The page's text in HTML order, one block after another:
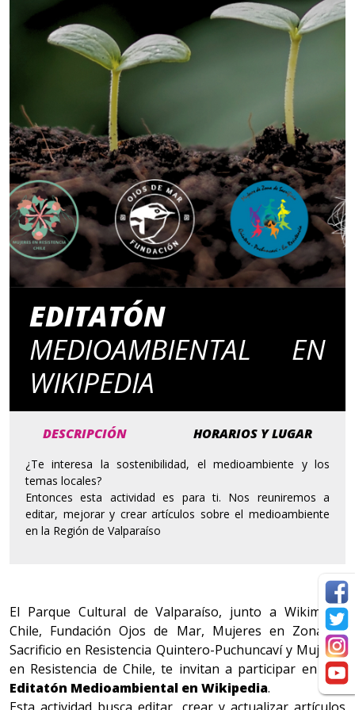
EDITATÓN
MEDIOAMBIENTAL EN
WIKIPEDIA
DESCRIPCIÓN HORARIOS Y LUGAR
¿Te interesa la sostenibilidad, el medioambiente y los
temas locales?
Entonces esta actividad es para ti. Nos reuniremos a
editar, mejorar y crear artículos sobre el medioambiente
en la Región de Valparaíso
El Parque Cultural de Valparaíso, junto a Wikimedia
Chile, Fundación Ojos de Mar, Mujeres en Zona de
Sacrificio en Resistencia Quintero-Puchuncaví y Mujeres
en Resistencia de Chile, te invitan a participar en una
Editatón Medioambiental en Wikipedia.